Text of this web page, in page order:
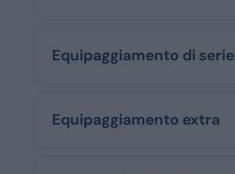
Equipaggiamento di serie
Equipaggiamento extra